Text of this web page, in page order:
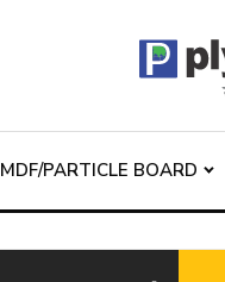
MDF/PARTICLE BOARD